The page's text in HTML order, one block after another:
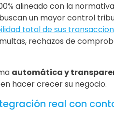
alineado con la
un mayor control
total de sus
rechazos de
automática y
hacer crecer su negocio.
real con